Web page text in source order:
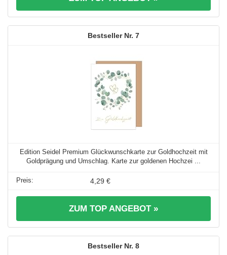
7
Edition Seidel Premium Glückwunschkarte zur Goldhochzeit mit
Goldprägung und Umschlag. Karte zur goldenen Hochzei ...
4,29 €
ZUM TOP ANGEBOT »
8